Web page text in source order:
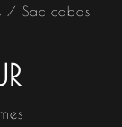
/ Sac cabas